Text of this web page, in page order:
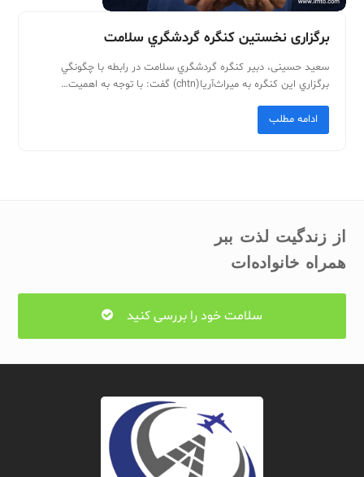
برگزاری نخستين کنگره گردشگري سلامت
سعيد حسينی، دبير کنگره گردشگري سلامت در رابطه با چگونگي
برگزاري اين کنگره به ميراث‌آريا(chtn) گفت: با توجه به اهميت…
ادامه مطلب
از زندگیت لذت ببر
همراه خانواده‌ات
سلامت خود را بررسی کنید